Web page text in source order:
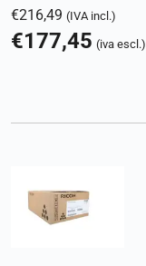
€216,49 (IVA incl.)
€177,45 (iva escl.)